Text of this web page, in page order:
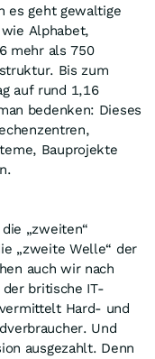
es geht gewaltige
Alphabet,
mehr als 750
Bis zum
auf rund 1,16
bedenken: Dieses
Bauprojekte
„zweiten“
„zweite Welle“ der
auch wir nach
britische IT-
Hard- und
Und
ausgezahlt. Denn